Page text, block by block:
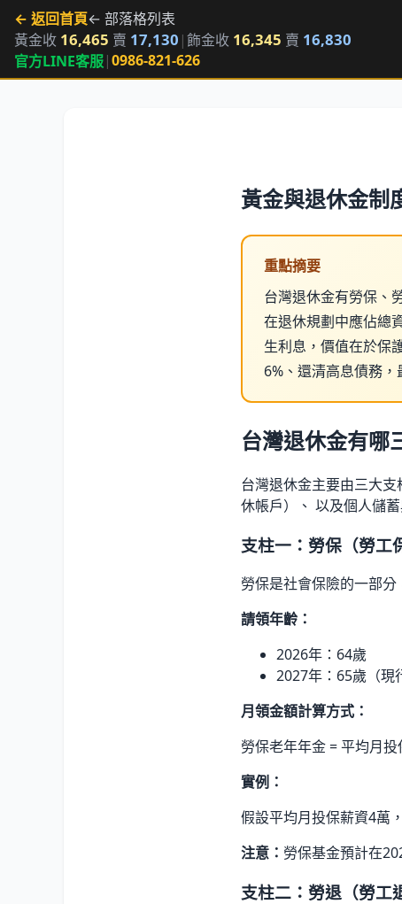
← 返回首頁← 部落格列表
黃金收 16,465 賣 17,130 |飾金收 16,345 賣 16,830
官方LINE客服|0986-821-626
黃金與退休金制
重點摘要
台灣退休金有勞保、
在退休規劃中應佔總
生利息，價值在於保
6%、還清高息債務
台灣退休金有哪
台灣退休金主要由三大
休帳戶）、 以及個人儲
支柱一：勞保（勞工
勞保是社會保險的一部
請領年齡：
2026年：64歲
2027年：65歲（現
月領金額計算方式：
勞保老年年金 = 平均月
實例：
假設平均月投保薪資4萬
注意： 勞保基金預計在
支柱二：勞退（勞工